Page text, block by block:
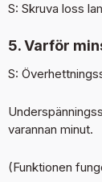
S: Skruva loss
5. Varför
S:
varannan minut.
(Funktionen